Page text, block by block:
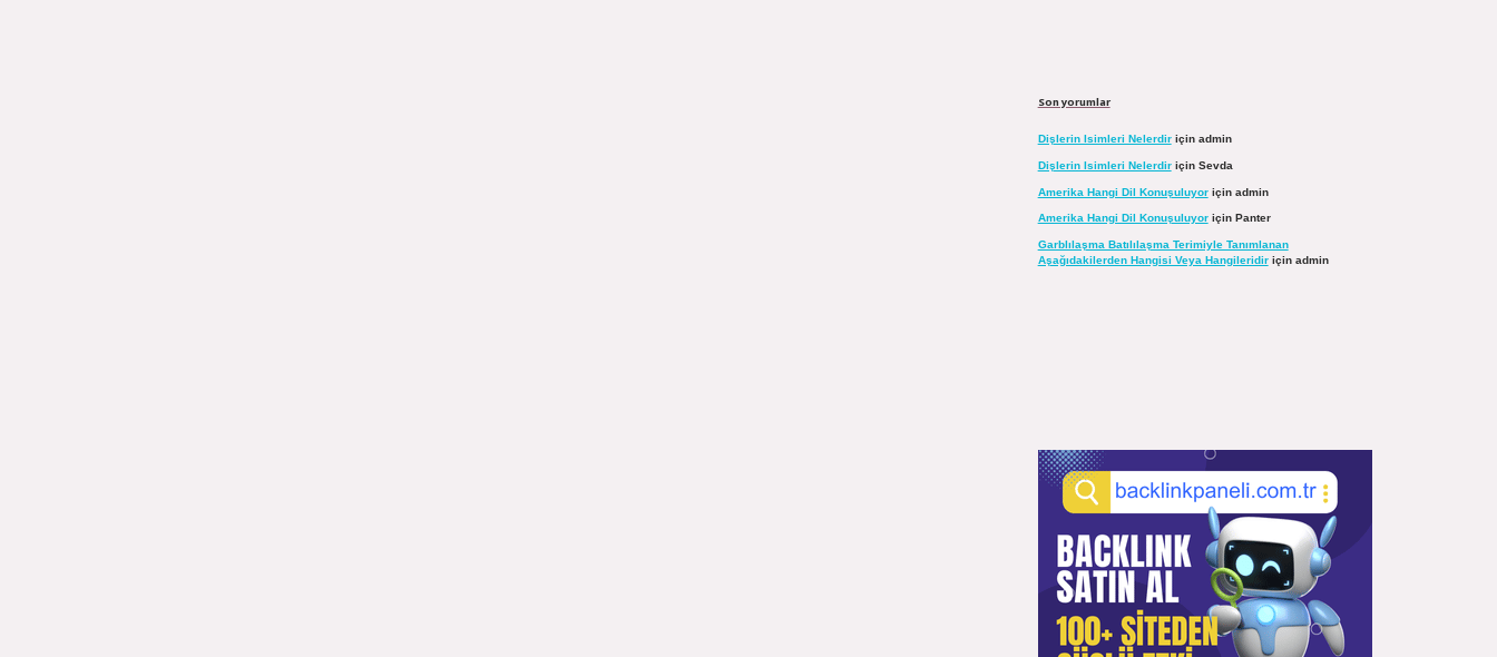
Son yorumlar
Dişlerin Isimleri Nelerdiriçin admin
Dişlerin Isimleri Nelerdiriçin Sevda
Amerika Hangi Dil Konuşuluyoriçin admin
Amerika Hangi Dil Konuşuluyoriçin Panter
Garblılaşma Batılılaşma Terimiyle Tanımlanan
Aşağıdakilerden Hangisi Veya Hangileridiriçin admin